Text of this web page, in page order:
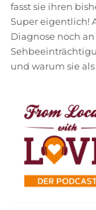
fasst sie ihren
Super eigentlich!
Diagnose noch
und warum sie